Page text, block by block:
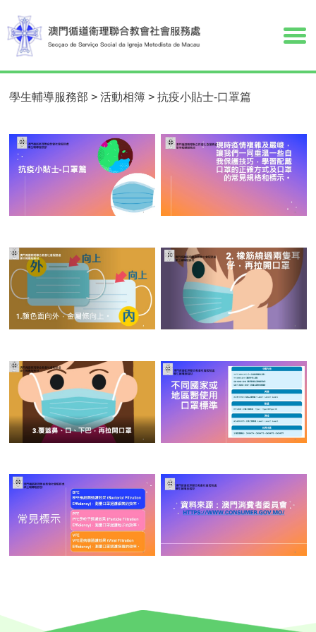
學生輔導服務部 > 活動相簿 > 抗疫小貼士-口罩篇